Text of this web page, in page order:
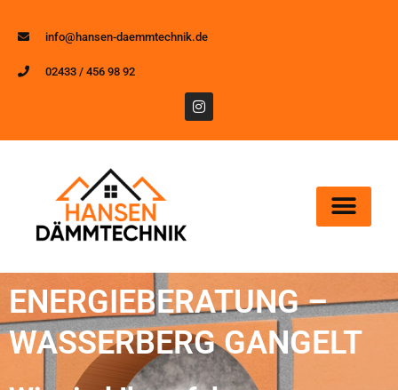
info@hansen-daemmtechnik.de
02433 / 456 98 92
ENERGIEBERATUNG –
WASSERBERG GANGELT